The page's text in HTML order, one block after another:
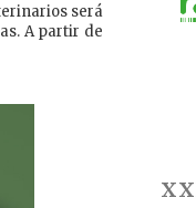
será
A partir de